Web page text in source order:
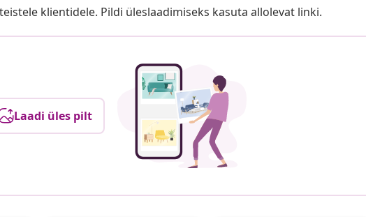
klientidele. Pildi üleslaadimiseks kasuta allolevat linki.
Laadi üles pilt